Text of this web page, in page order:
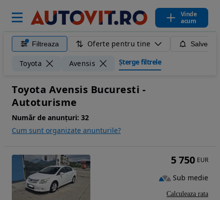
Vinde
acum
Filtreaza Oferte pentru tine
Toyota Avensis Șterge filtrele
Toyota Avensis Bucuresti -
Autoturisme
Număr de anunțuri: 32
Cum sunt organizate anunturile?
5 750 EUR
Sub medie
Calculeaza rata